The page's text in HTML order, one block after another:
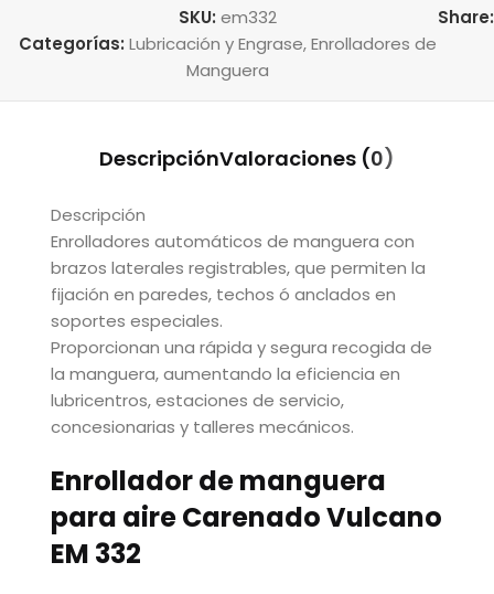
SKU: em332
Categorías: Lubricación y Engrase, Enrolladores de
Manguera
Share:
DescripciónValoraciones (0)
Descripción
Enrolladores automáticos de manguera con
brazos laterales registrables, que permiten la
fijación en paredes, techos ó anclados en
soportes especiales.
Proporcionan una rápida y segura recogida de
la manguera, aumentando la eficiencia en
lubricentros, estaciones de servicio,
concesionarias y talleres mecánicos.
Enrollador de manguera
para aire Carenado Vulcano
EM 332